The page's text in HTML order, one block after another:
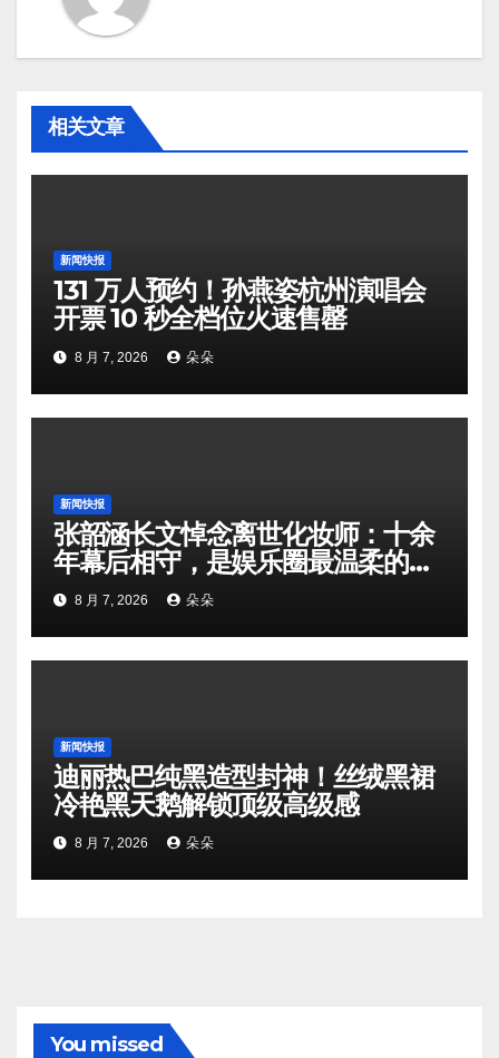
相关文章
新闻快报
131 万人预约！孙燕姿杭州演唱会
开票 10 秒全档位火速售罄
8 月 7, 2026 朵朵
新闻快报
张韶涵长文悼念离世化妆师：十余
年幕后相守，是娱乐圈最温柔的双
向奔赴
8 月 7, 2026 朵朵
新闻快报
迪丽热巴纯黑造型封神！丝绒黑裙
冷艳黑天鹅解锁顶级高级感
8 月 7, 2026 朵朵
You missed